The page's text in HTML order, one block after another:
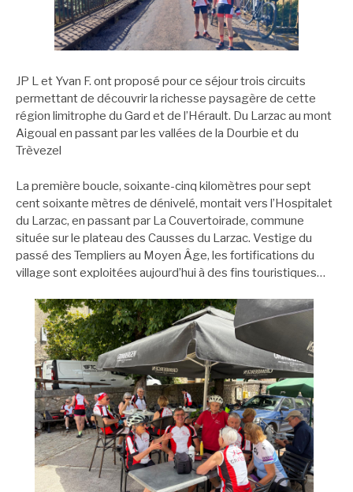
JP L et Yvan F. ont proposé pour ce séjour trois circuits
permettant de découvrir la richesse paysagère de cette
région limitrophe du Gard et de l’Hérault. Du Larzac au mont
Aigoual en passant par les vallées de la Dourbie et du
Trèvezel
La première boucle, soixante-cinq kilomètres pour sept
cent soixante mètres de dénivelé, montait vers l’Hospitalet
du Larzac, en passant par La Couvertoirade, commune
située sur le plateau des Causses du Larzac. Vestige du
passé des Templiers au Moyen Âge, les fortifications du
village sont exploitées aujourd’hui à des fins touristiques…